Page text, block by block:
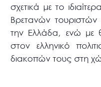
σχετικά με το
Βρετανών
την Ελλάδα, ενώ με
στον ελληνικό
διακοπών τους στη